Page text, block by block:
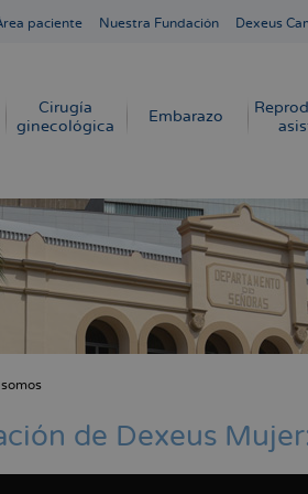
paciente Nuestra Fundación Dexeus
Cirugía
ginecológica
Embarazo
de Dexeus